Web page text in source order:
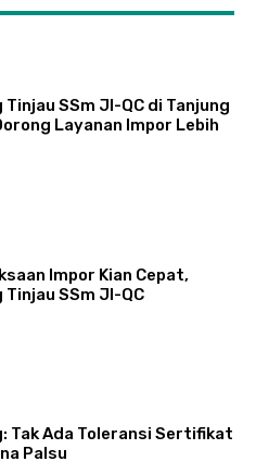
Tinjau SSm JI-QC di Tanjung
Layanan Impor Lebih
Impor Kian Cepat,
Tinjau SSm JI-QC
Tak Ada Toleransi Sertifikat
Palsu